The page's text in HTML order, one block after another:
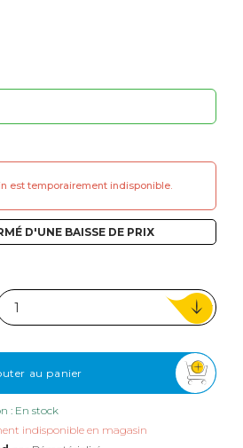
est temporairement indisponible.
D'UNE BAISSE DE PRIX
au panier
: En stock
indisponible en magasin